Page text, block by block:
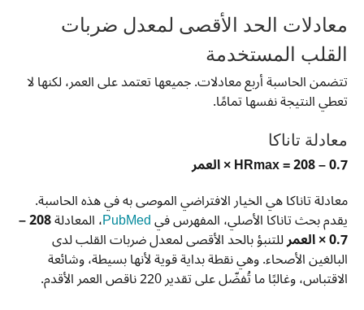
معادلات الحد الأقصى لمعدل ضربات
القلب المستخدمة
تتضمن الحاسبة أربع معادلات. جميعها تعتمد على العمر، لكنها لا
تعطي النتيجة نفسها تمامًا.
معادلة تاناكا
HRmax = 208 – 0.7 × العمر
معادلة تاناكا هي الخيار الافتراضي الموصى به في هذه الحاسبة.
يقدم بحث تاناكا الأصلي، المفهرس فيPubMed، المعادلة 208 –
0.7 × العمر للتنبؤ بالحد الأقصى لمعدل ضربات القلب لدى
البالغين الأصحاء. وهي نقطة بداية قوية لأنها بسيطة، وشائعة
الاقتباس، وغالبًا ما تُفضّل على تقدير 220 ناقص العمر الأقدم.